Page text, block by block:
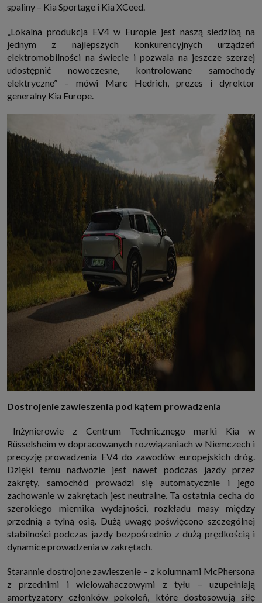
spaliny – Kia Sportage i Kia XCeed.
„Lokalna produkcja EV4 w Europie jest naszą siedzibą na
jednym z najlepszych konkurencyjnych urządzeń
elektromobilności na świecie i pozwala na jeszcze szerzej
udostępnić nowoczesne, kontrolowane samochody
elektryczne” – mówi Marc Hedrich, prezes i dyrektor
generalny Kia Europe.
Dostrojenie zawieszenia pod kątem prowadzenia
Inżynierowie z Centrum Technicznego marki Kia w
Rüsselsheim w dopracowanych rozwiązaniach w Niemczech i
precyzję prowadzenia EV4 do zawodów europejskich dróg.
Dzięki temu nadwozie jest nawet podczas jazdy przez
zakręty, samochód prowadzi się automatycznie i jego
zachowanie w zakrętach jest neutralne. Ta ostatnia cecha do
szerokiego miernika wydajności, rozkładu masy między
przednią a tylną osią. Dużą uwagę poświęcono szczególnej
stabilności podczas jazdy bezpośrednio z dużą prędkością i
dynamice prowadzenia w zakrętach.
Starannie dostrojone zawieszenie – z kolumnami McPhersona
z przednimi i wielowahaczowymi z tyłu – uzupełniają
amortyzatory członków pokoleń, które dostosowują siłę